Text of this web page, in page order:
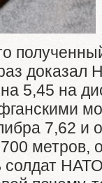
доказал
5,45 на
7,62 и
метров,